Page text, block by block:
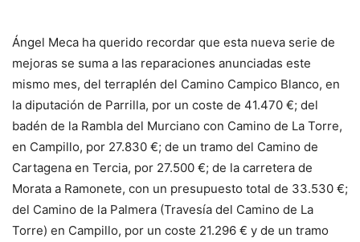
Ángel Meca ha querido recordar que esta nueva serie de
mejoras se suma a las reparaciones anunciadas este
mismo mes, del terraplén del Camino Campico Blanco, en
la diputación de Parrilla, por un coste de 41.470 €; del
badén de la Rambla del Murciano con Camino de La Torre,
en Campillo, por 27.830 €; de un tramo del Camino de
Cartagena en Tercia, por 27.500 €; de la carretera de
Morata a Ramonete, con un presupuesto total de 33.530 €;
del Camino de la Palmera (Travesía del Camino de La
Torre) en Campillo, por un coste 21.296 € y de un tramo